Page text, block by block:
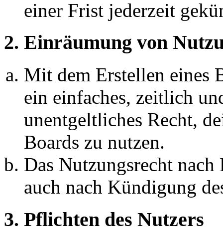
einer Frist jederzeit
2. Einräumung von
Mit dem Erstellen eines
ein einfaches, zeitlich
unentgeltliches Recht,
Boards zu nutzen.
Das Nutzungsrecht
auch nach Kündigung
3. Pflichten des Nutzers